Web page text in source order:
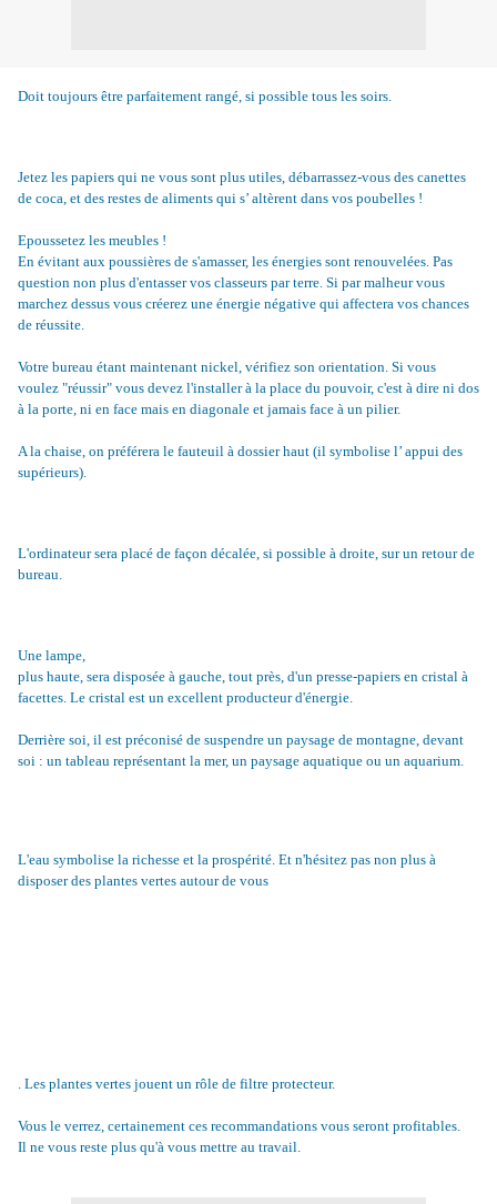
Doit toujours être parfaitement rangé, si possible tous les soirs.
Jetez les papiers qui ne vous sont plus utiles, débarrassez-vous des canettes
de coca, et des restes de aliments qui s’ altèrent dans vos poubelles !
Epoussetez les meubles !
En évitant aux poussières de s'amasser, les énergies sont renouvelées. Pas
question non plus d'entasser vos classeurs par terre. Si par malheur vous
marchez dessus vous créerez une énergie négative qui affectera vos chances
de réussite.
Votre bureau étant maintenant nickel, vérifiez son orientation. Si vous
voulez "réussir" vous devez l'installer à la place du pouvoir, c'est à dire ni dos
à la porte, ni en face mais en diagonale et jamais face à un pilier.
A la chaise, on préférera le fauteuil à dossier haut (il symbolise l’ appui des
supérieurs).
L'ordinateur sera placé de façon décalée, si possible à droite, sur un retour de
bureau.
Une lampe,
plus haute, sera disposée à gauche, tout près, d'un presse-papiers en cristal à
facettes. Le cristal est un excellent producteur d'énergie.
Derrière soi, il est préconisé de suspendre un paysage de montagne, devant
soi : un tableau représentant la mer, un paysage aquatique ou un aquarium.
L'eau symbolise la richesse et la prospérité. Et n'hésitez pas non plus à
disposer des plantes vertes autour de vous
. Les plantes vertes jouent un rôle de filtre protecteur.
Vous le verrez, certainement ces recommandations vous seront profitables.
Il ne vous reste plus qu'à vous mettre au travail.